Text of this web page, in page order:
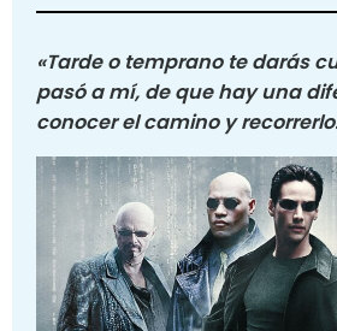
«Tarde o temprano te darás
pasó a mí, de que hay una
conocer el camino y